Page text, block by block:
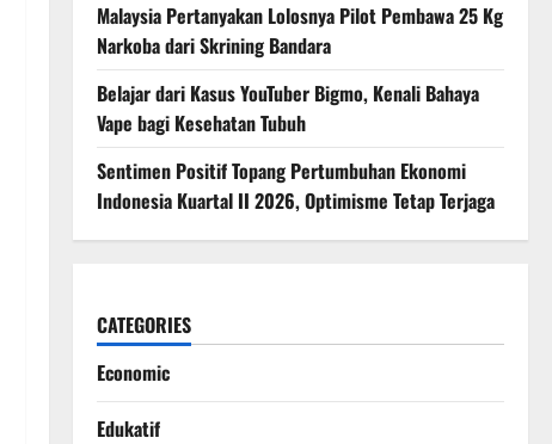
Malaysia Pertanyakan Lolosnya Pilot Pembawa 25 Kg
Narkoba dari Skrining Bandara
Belajar dari Kasus YouTuber Bigmo, Kenali Bahaya
Vape bagi Kesehatan Tubuh
Sentimen Positif Topang Pertumbuhan Ekonomi
Indonesia Kuartal II 2026, Optimisme Tetap Terjaga
CATEGORIES
Economic
Edukatif